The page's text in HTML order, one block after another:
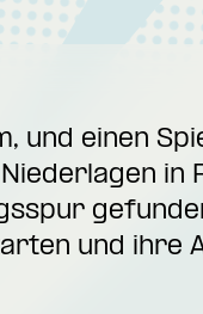
und einen
in
und ihre